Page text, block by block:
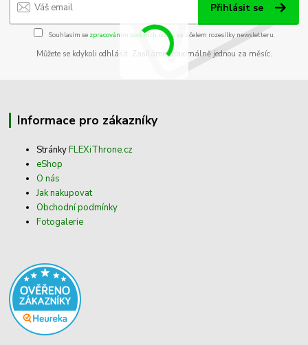
Přihlásit se
Souhlasím se zpracováním osobních údajůza účelem rozesílky newsletteru.
Můžete se kdykoli odhlásit. Zasíláme maximálně jednou za měsíc.
Informace pro zákazníky
StránkyFLEXiThrone.cz
eShop
O nás
Jak nakupovat
Obchodní podmínky
Fotogalerie